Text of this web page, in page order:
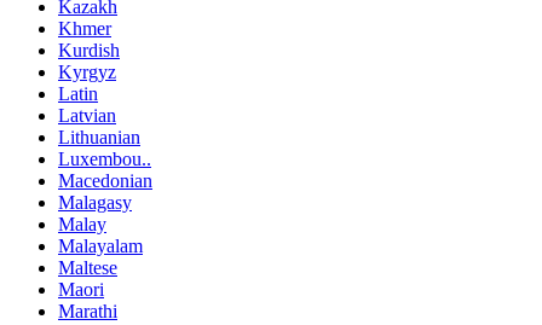
Kazakh
Khmer
Kurdish
Kyrgyz
Latin
Latvian
Lithuanian
Luxembou..
Macedonian
Malagasy
Malay
Malayalam
Maltese
Maori
Marathi